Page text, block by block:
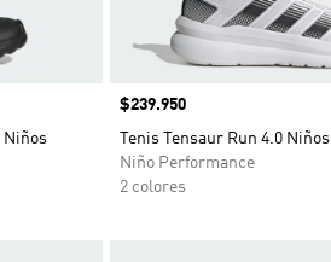
Niños
Precio
$239.950
Tenis Tensaur Run 4.0 Niños
Niño Performance
2 colores